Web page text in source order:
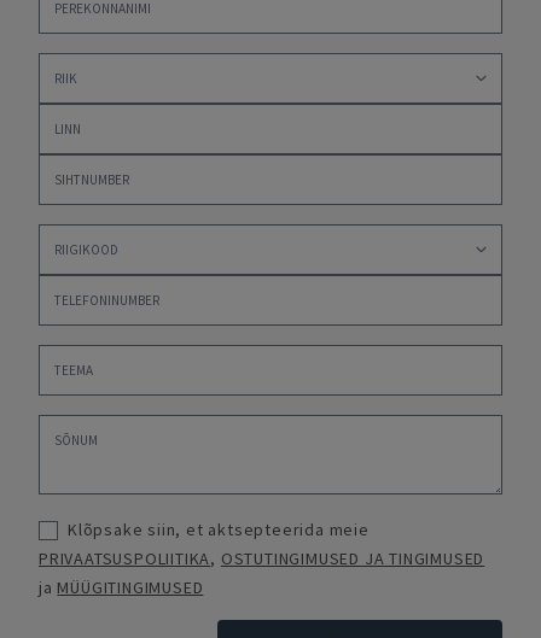
Klõpsake siin, et aktsepteerida meie
PRIVAATSUSPOLIITIKA, OSTUTINGIMUSED JA TINGIMUSED
ja MÜÜGITINGIMUSED